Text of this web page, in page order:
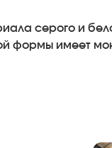
серого и
формы имеет